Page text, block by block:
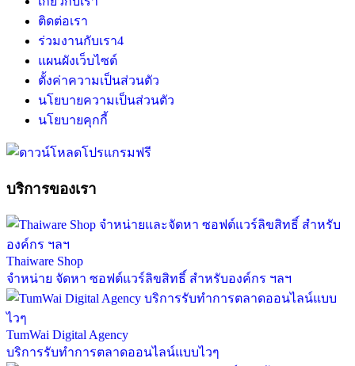
ติดต่อเรา
ร่วมงานกับเรา4
แผนผังเว็บไซต์
ตั้งค่าความเป็นส่วนตัว
นโยบายความเป็นส่วนตัว
นโยบายคุกกี้
บริการของเรา
Thaiware Shop
จำหน่าย จัดหา ซอฟต์แวร์ลิขสิทธิ์ สำหรับองค์กร ฯลฯ
TumWai Digital Agency
บริการรับทำการตลาดออนไลน์แบบไวๆ